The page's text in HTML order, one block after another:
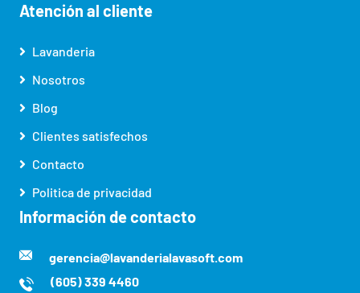
Atención al cliente
Lavanderia
Nosotros
Blog
Clientes satisfechos
Contacto
Politica de privacidad
Información de contacto
gerencia@lavanderialavasoft.com
(605) 339 4460